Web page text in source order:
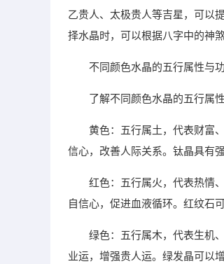
乙贵人、太极贵人等吉星，可以
择水晶时，可以根据八字中的神
不同颜色水晶的五行属性与
了解不同颜色水晶的五行属
黄色：五行属土，代表财富
信心，改善人际关系。钛晶具有
红色：五行属火，代表热情
自信心，促进血液循环。红纹石
绿色：五行属木，代表生机
业运，增强贵人运。绿发晶可以